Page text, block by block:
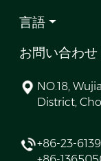
言語
お問い合わ
NO.18,
District,
+86-23-